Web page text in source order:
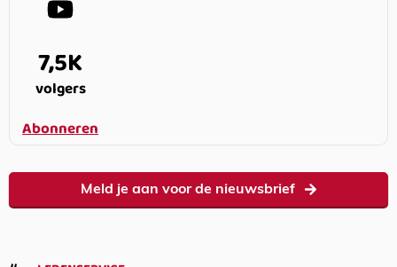
7,5K
volgers
Abonneren
Meld je aan voor de nieuwsbrief